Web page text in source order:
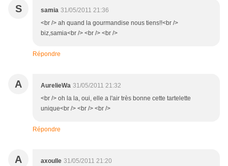
S samia 31/05/2011 21:36
<br /> ah quand la gourmandise nous tiens!!<br />
biz,samia<br /> <br /> <br />
Répondre
A AurelieWa 31/05/2011 21:32
<br /> oh la la, oui, elle a l'air très bonne cette tartelette
unique<br /> <br /> <br />
Répondre
A axoulle 31/05/2011 21:20